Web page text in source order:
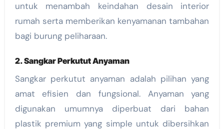
untuk menambah keindahan desain interior
rumah serta memberikan kenyamanan tambahan
bagi burung peliharaan.
2. Sangkar Perkutut Anyaman
Sangkar perkutut anyaman adalah pilihan yang
amat efisien dan fungsional. Anyaman yang
digunakan umumnya diperbuat dari bahan
plastik premium yang simple untuk dibersihkan